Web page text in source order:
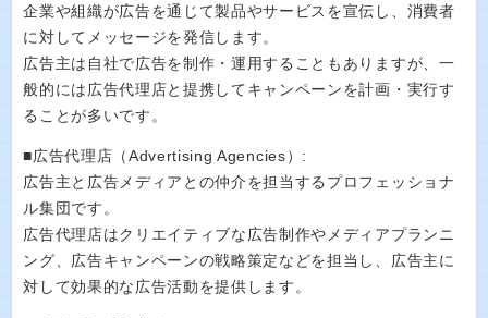
企業や組織が広告を通じて製品やサービスを宣伝し、消費者
に対してメッセージを発信します。
広告主は自社で広告を制作・運用することもありますが、一
般的には広告代理店と提携してキャンペーンを計画・実行す
ることが多いです。
■広告代理店（Advertising Agencies）:
広告主と広告メディアとの仲介を担当するプロフェッショナ
ル集団です。
広告代理店はクリエイティブな広告制作やメディアプランニ
ング、広告キャンペーンの戦略策定などを担当し、広告主に
対して効果的な広告活動を提供します。